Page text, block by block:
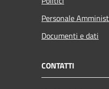
Personale
Documenti e dati
CONTATTI